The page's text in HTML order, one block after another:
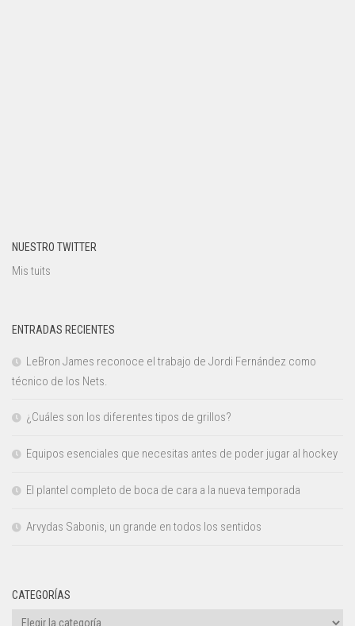
NUESTRO TWITTER
Mis tuits
ENTRADAS RECIENTES
LeBron James reconoce el trabajo de Jordi Fernández como
técnico de los Nets.
¿Cuáles son los diferentes tipos de grillos?
Equipos esenciales que necesitas antes de poder jugar al hockey
El plantel completo de boca de cara a la nueva temporada
Arvydas Sabonis, un grande en todos los sentidos
CATEGORÍAS
Categorías